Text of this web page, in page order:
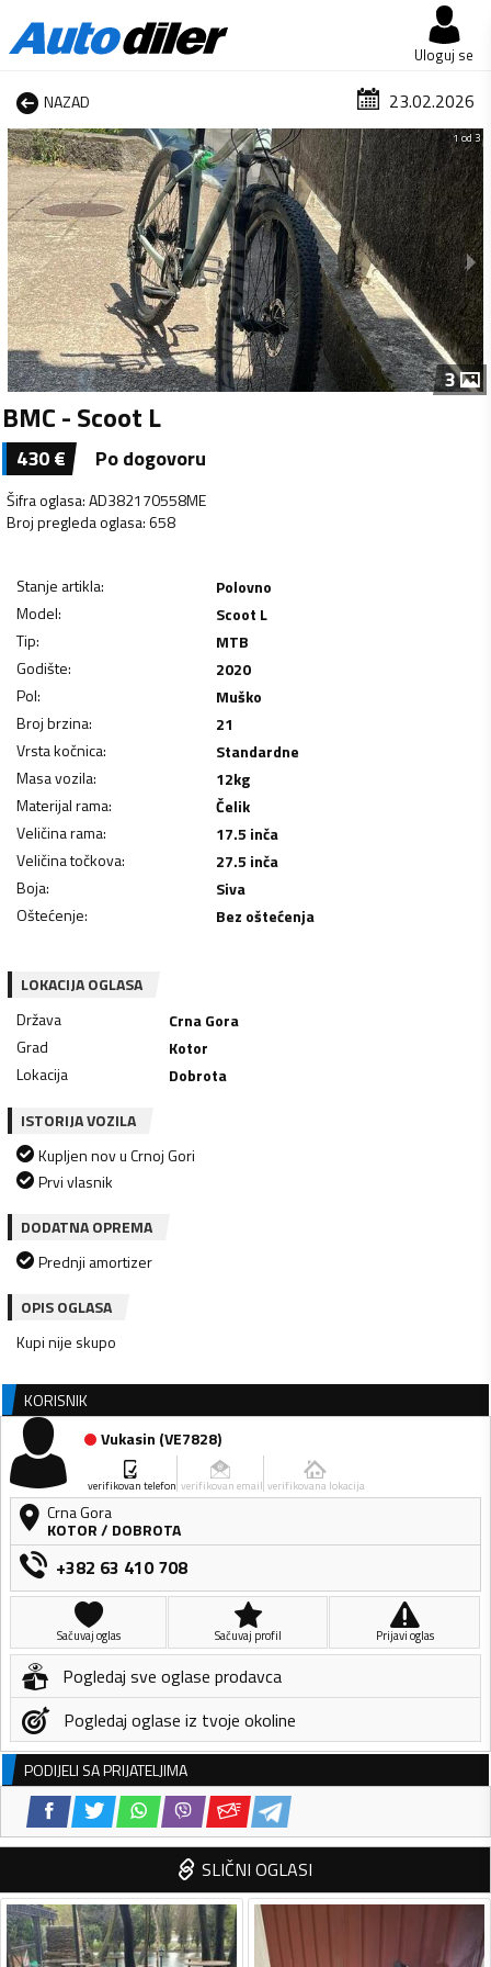
Uloguj se
NAZAD 23.02.2026
1 od 3
3
BMC - Scoot L
430€ Po dogovoru
Šifra oglasa:AD382170558ME
Broj pregleda oglasa:658
Stanje artikla:
Polovno
Model:
Scoot L
Tip:
MTB
Godište:
2020
Pol:
Muško
Broj brzina:
21
Vrsta kočnica:
Standardne
Masa vozila: 12kg
Materijal rama:
Čelik
Veličina rama:
17.5 inča
Veličina točkova:
27.5 inča
Boja:
Siva
Oštećenje: Bez oštećenja
LOKACIJA OGLASA
Država
Crna Gora
Grad
Kotor
Lokacija
Dobrota
ISTORIJA VOZILA
Kupljen nov u Crnoj Gori
Prvi vlasnik
DODATNA OPREMA
Prednji amortizer
OPIS OGLASA
Kupi nije skupo
KORISNIK
Vukasin (VE7828)
verifikovan telefon verifikovan email verifikovana lokacija
Crna Gora
KOTOR/ DOBROTA
+382 63 410 708
Sačuvaj oglas Sačuvaj profil Prijavi oglas
Pogledaj sve oglase prodavca
Pogledaj oglase iz tvoje okoline
PODIJELI SA PRIJATELJIMA
SLIČNI OGLASI